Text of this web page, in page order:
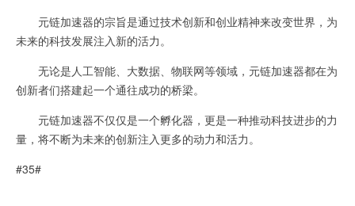
元链加速器的宗旨是通过技术创新和创业精神来改变世界，为
未来的科技发展注入新的活力。
无论是人工智能、大数据、物联网等领域，元链加速器都在为
创新者们搭建起一个通往成功的桥梁。
元链加速器不仅仅是一个孵化器，更是一种推动科技进步的力
量，将不断为未来的创新注入更多的动力和活力。
#35#